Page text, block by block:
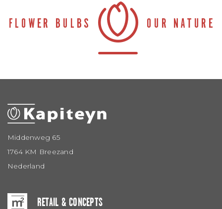
Middenweg 65
1764 KM Breezand
Nederland
RETAIL & CONCEPTS